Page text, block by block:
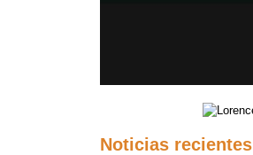
Noticias recientes